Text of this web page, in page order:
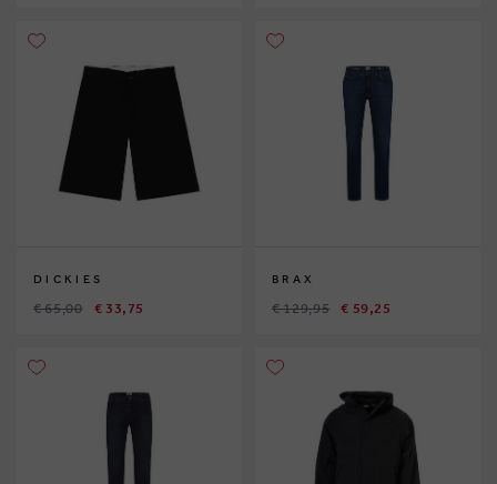
DICKIES
€ 65,00 € 33,75
BRAX
€ 129,95 € 59,25